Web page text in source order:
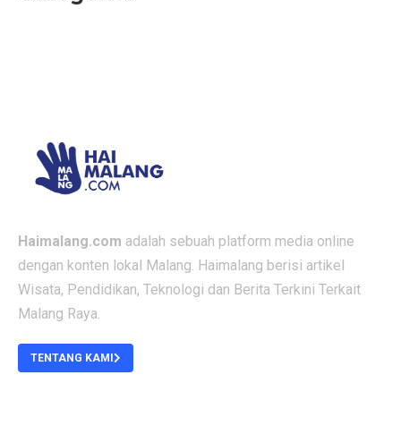
Haimalang.com adalah sebuah platform media online
dengan konten lokal Malang. Haimalang berisi artikel
Wisata, Pendidikan, Teknologi dan Berita Terkini Terkait
Malang Raya.
TENTANG KAMI